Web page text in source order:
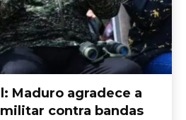
Maduro agradece a
contra bandas